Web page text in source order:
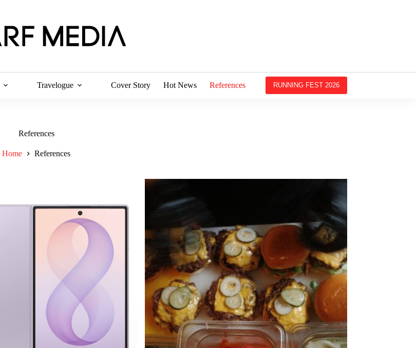
Travelogue Cover Story Hot News References RUNNING FEST 2026
References
Home References